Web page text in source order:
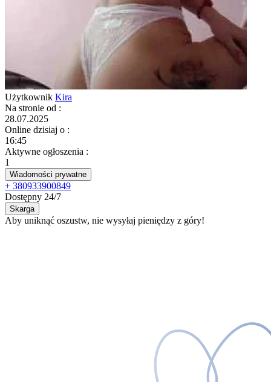
Użytkownik Kira
Na stronie od :
28.07.2025
Online dzisiaj o :
16:45
Aktywne ogłoszenia :
1
Wiadomości prywatne
+ 380933900849
Dostępny 24/7
Skarga
Aby uniknąć oszustw, nie wysyłaj pieniędzy z góry!